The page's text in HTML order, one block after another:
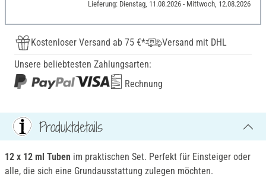
Lieferung: Dienstag, 11.08.2026 - Mittwoch, 12.08.2026
Kostenloser Versand ab 75 €*
Versand mit DHL
Unsere beliebtesten Zahlungsarten:
Rechnung
Produktdetails
12 x 12 ml Tuben im praktischen Set. Perfekt für Einsteiger oder
alle, die sich eine Grundausstattung zulegen möchten.